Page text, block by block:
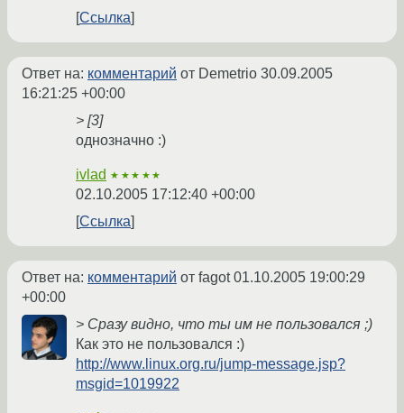
Ссылка
Ответ на: комментарий от Demetrio 30.09.2005
16:21:25 +00:00
> [3]
однозначно :)
ivlad ★★★★★
02.10.2005 17:12:40 +00:00
Ссылка
Ответ на: комментарий от fagot01.10.2005 19:00:29
+00:00
> Сразу видно, что ты им не пользовался ;)
Как это не пользовался :)
http://www.linux.org.ru/jump-message.jsp?
msgid=1019922